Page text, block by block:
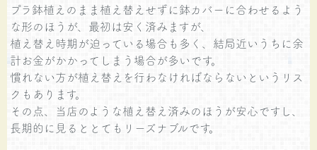
プラ鉢植えのまま植え替えせずに鉢カバーに合わせるよう
な形のほうが、最初は安く済みますが、
植え替え時期が迫っている場合も多く、結局近いうちに余
計お金がかかってしまう場合が多いです。
慣れない方が植え替えを行わなければならないというリス
クもあります。
その点、当店のような植え替え済みのほうが安心ですし、
長期的に見るととてもリーズナブルです。